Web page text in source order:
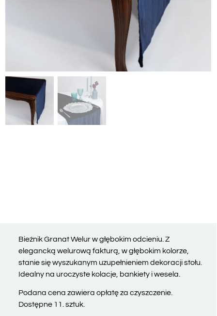
Bieżnik Granat Welur w głębokim odcieniu. Z
elegancką welurową fakturą, w głębokim kolorze,
stanie się wyszukanym uzupełnieniem dekoracji stołu.
Idealny na uroczyste kolacje, bankiety i wesela.
Podana cena zawiera opłatę za czyszczenie.
Dostępne 11. sztuk.